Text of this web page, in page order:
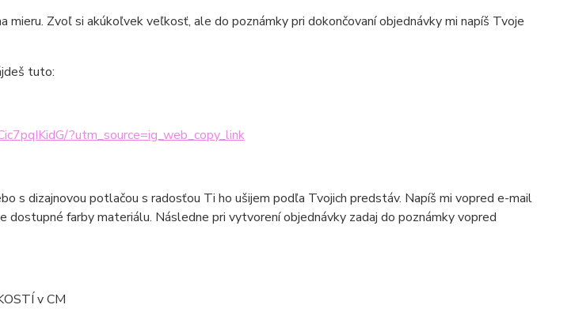
mieru. Zvoľ si akúkoľvek veľkosť, ale do poznámky pri dokončovaní objednávky mi napíš Tvoje
tuto:
?utm_source=ig_web_copy_link
s dizajnovou potlačou s radosťou Ti ho ušijem podľa Tvojich predstáv. Napíš mi vopred e-mail
dostupné farby materiálu. Následne pri vytvorení objednávky zadaj do poznámky vopred
v CM